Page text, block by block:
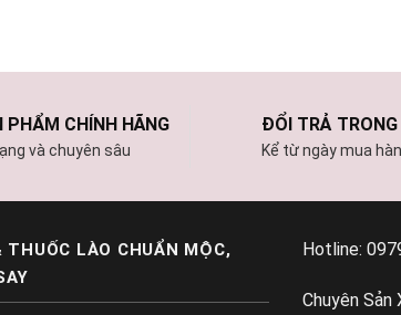
PHẨM CHÍNH HÃNG
và chuyên sâu
ĐỔI TRẢ TRONG
Kể từ ngày mua
THUỐC LÀO CHUẨN MỘC,
Hotline:
Chuyên Sản